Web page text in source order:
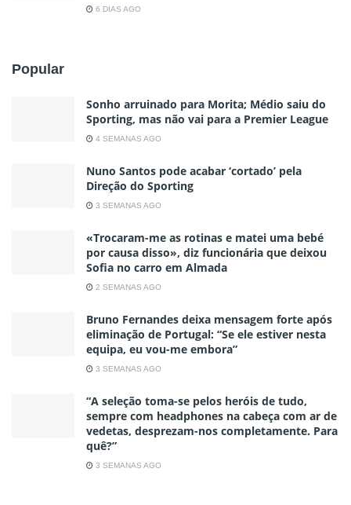
6 DIAS AGO
Popular
Sonho arruinado para Morita; Médio saiu do
Sporting, mas não vai para a Premier League
4 SEMANAS AGO
Nuno Santos pode acabar ‘cortado’ pela
Direção do Sporting
3 SEMANAS AGO
«Trocaram-me as rotinas e matei uma bebé
por causa disso», diz funcionária que deixou
Sofia no carro em Almada
2 SEMANAS AGO
Bruno Fernandes deixa mensagem forte após
eliminação de Portugal: “Se ele estiver nesta
equipa, eu vou-me embora”
3 SEMANAS AGO
“A seleção toma-se pelos heróis de tudo,
sempre com headphones na cabeça com ar de
vedetas, desprezam-nos completamente. Para
quê?”
3 SEMANAS AGO